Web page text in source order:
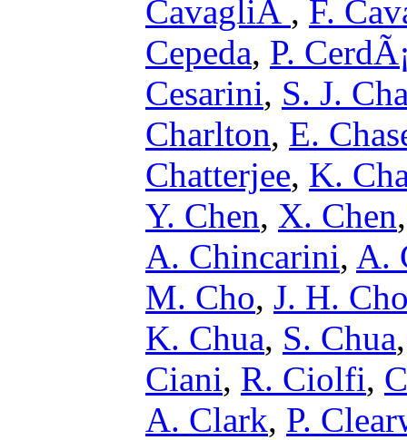
CavagliÃ , F.
Cepeda, P.
Cesarini, S. J.
Charlton, E.
Chatterjee, K.
Y. Chen, X. Chen
A. Chincarini, A.
M. Cho, J. H.
K. Chua, S. Chua
Ciani, R. Ciolfi,
A. Clark, P.